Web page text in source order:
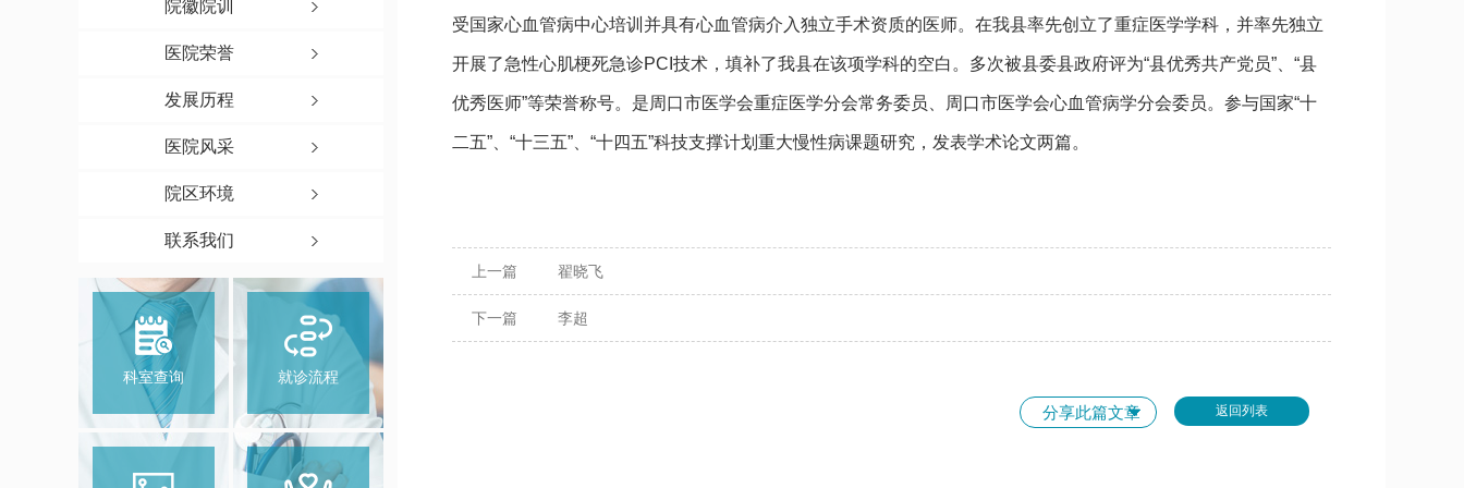
院徽院训
医院荣誉
发展历程
医院风采
院区环境
联系我们
科室查询 就诊流程
受国家心血管病中心培训并具有心血管病介入独立手术资质的医师。在我县率先创立了重症医学学科，并率先独立
开展了急性心肌梗死急诊PCI技术，填补了我县在该项学科的空白。多次被县委县政府评为“县优秀共产党员”、“县
优秀医师”等荣誉称号。是周口市医学会重症医学分会常务委员、周口市医学会心血管病学分会委员。参与国家“十
二五”、“十三五”、“十四五”科技支撑计划重大慢性病课题研究，发表学术论文两篇。
上一篇 翟晓飞
下一篇 李超
分享此篇文章 返回列表